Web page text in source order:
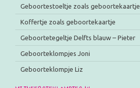
Geboortestoeltje zoals geboortekaartje
Koffertje zoals geboortekaartje
Geboortetegeltje Delfts blauw – Pieter
Geboorteklompjes Joni
Geboorteklompje Liz